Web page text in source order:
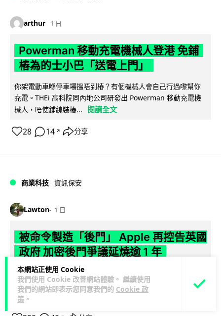
本網站正使用 Cookie
我們使用 Cookie 改善網站體驗。 繼續使用
我們的網站即表示您同意我們的 Cookie 政
策 。
arthur 1 日
Powerman 移動充電機械人登港 免鋪
樁為的士小巴「送電上門」
你架電動車喺停車場搵唔到樁？有個機械人會自己行過嚟幫你
充電。THEi 高科院同內地公司研發出 Powerman 移動充電機
械人，唔使鋪線裝樁...
閱讀全文
28 14 ↗ 分享
商業科技 資訊保安
Lawton 1 日
被命令製造「後門」 Apple 再控告英國
政府 加密後門爭議延燒逾 1 年
Apple 證實已就英國政府要求取得用戶加密資料一事，向英國
調查權力法庭提出新一輪法律訴訟。英國政府要求 Apple 建立
「後門」以存取全球...
閱讀全文